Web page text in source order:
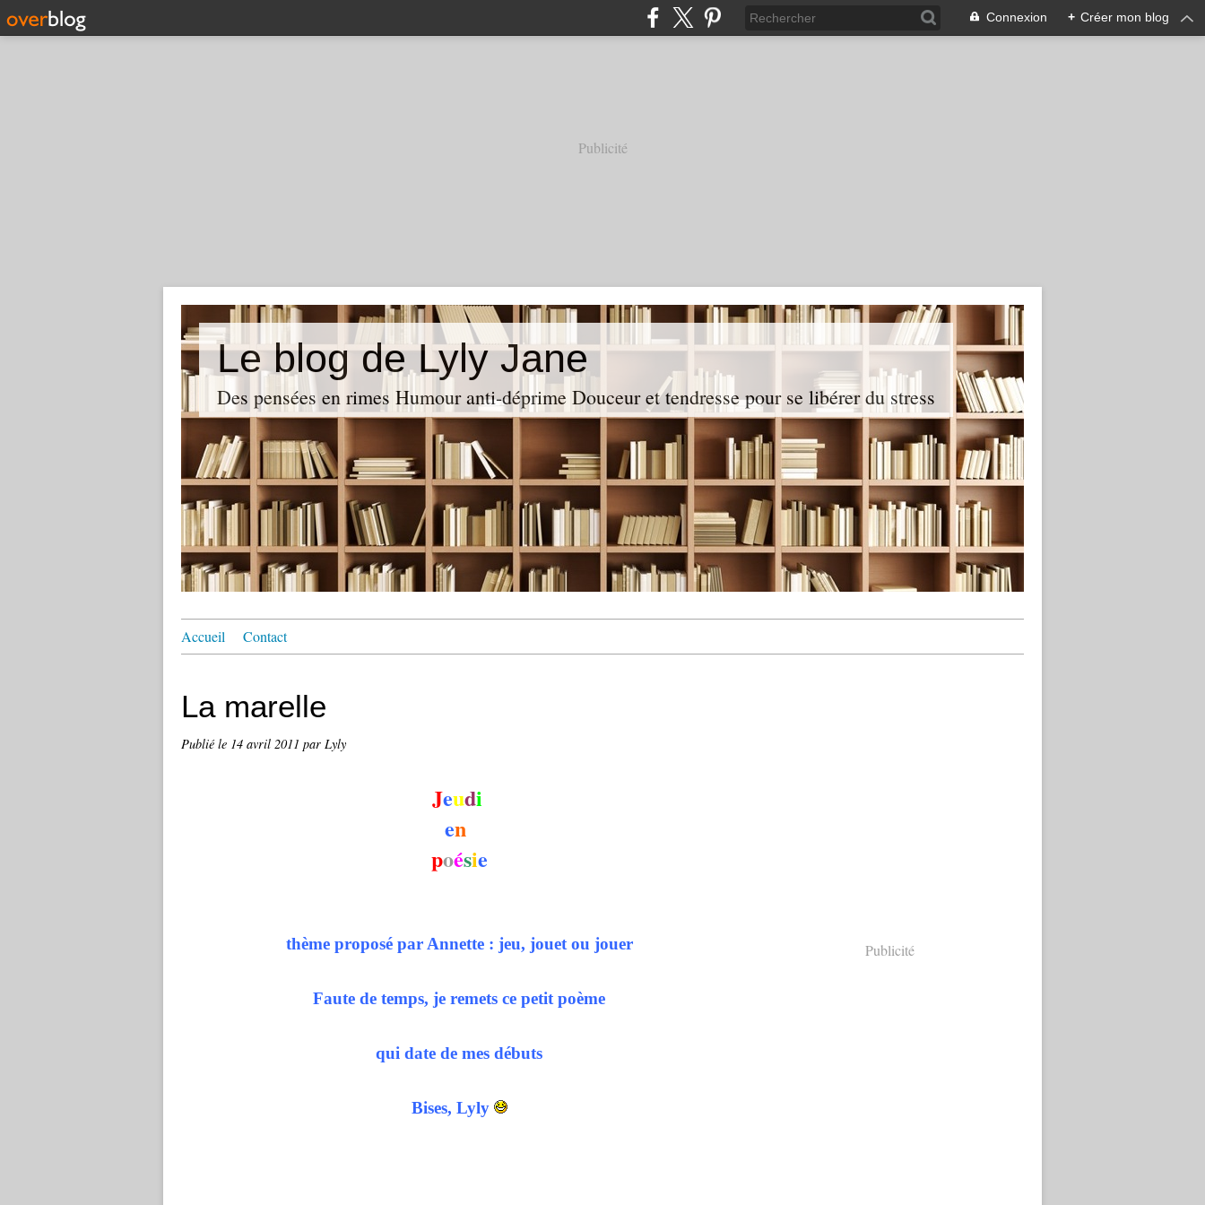
Connexion + Créer mon blog
Publicité
Le blog de Lyly Jane
Des pensées en rimes Humour anti-déprime Douceur et tendresse pour se libérer du stress
Accueil Contact
La marelle
Publié le 14 avril 2011 par Lyly
Jeudi
en
poésie
thème proposé par Annette : jeu, jouet ou jouer
Faute de temps, je remets ce petit poème
qui date de mes débuts
Bises, Lyly
Publicité